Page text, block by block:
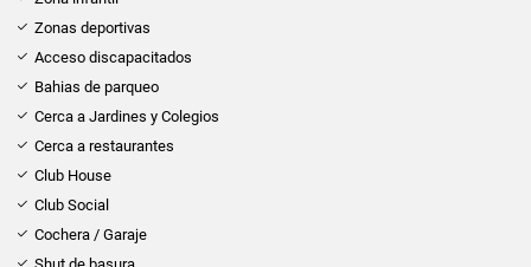
Zonas deportivas
Acceso discapacitados
Bahias de parqueo
Cerca a Jardines y Colegios
Cerca a restaurantes
Club House
Club Social
Cochera / Garaje